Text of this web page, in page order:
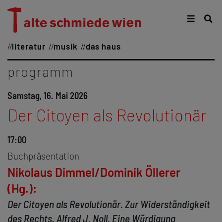
literatur musik das haus
programm
Samstag, 16. Mai 2026
Der Citoyen als Revolutionär
17:00
Buchpräsentation
Nikolaus Dimmel/Dominik Öllerer
(Hg.):
Der Citoyen als Revolutionär. Zur Widerständigkeit
des Rechts. Alfred J. Noll. Eine Würdigung